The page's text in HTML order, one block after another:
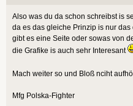
Also was du da schon schreibst is
da es das gleiche Prinzip is nur
gibt es eine Seite oder sowas von
die Grafike is auch sehr Interesant
Mach weiter so und Bloß nciht
Mfg Polska-Fighter